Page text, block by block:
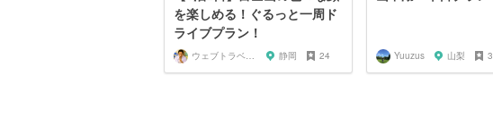
を楽しめる！ぐるっと一周ド
ライブプラン！
ウェブトラベル 溝部 静岡 24 Yuuzus 山梨 3